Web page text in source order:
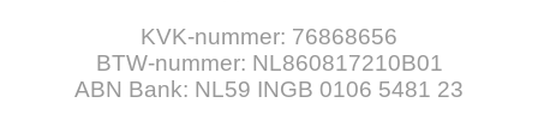
KVK-nummer: 76868656
BTW-nummer: NL860817210B01
ABN Bank: NL59 INGB 0106 5481 23